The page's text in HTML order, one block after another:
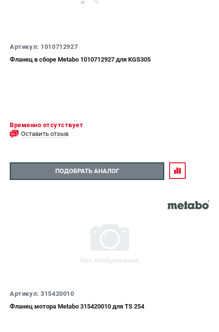
Артикул: 1010712927
Фланец в сборе Metabo 1010712927 для KGS305
Временно отсутствует
Оставить отзыв
ПОДОБРАТЬ АНАЛОГ
Артикул: 315420010
Фланец мотора Metabo 315420010 для TS 254